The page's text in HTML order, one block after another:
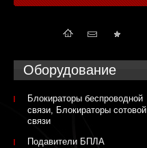
Оборудование
Блокираторы беспроводной
связи, Блокираторы сотовой
связи
Подавители БПЛА